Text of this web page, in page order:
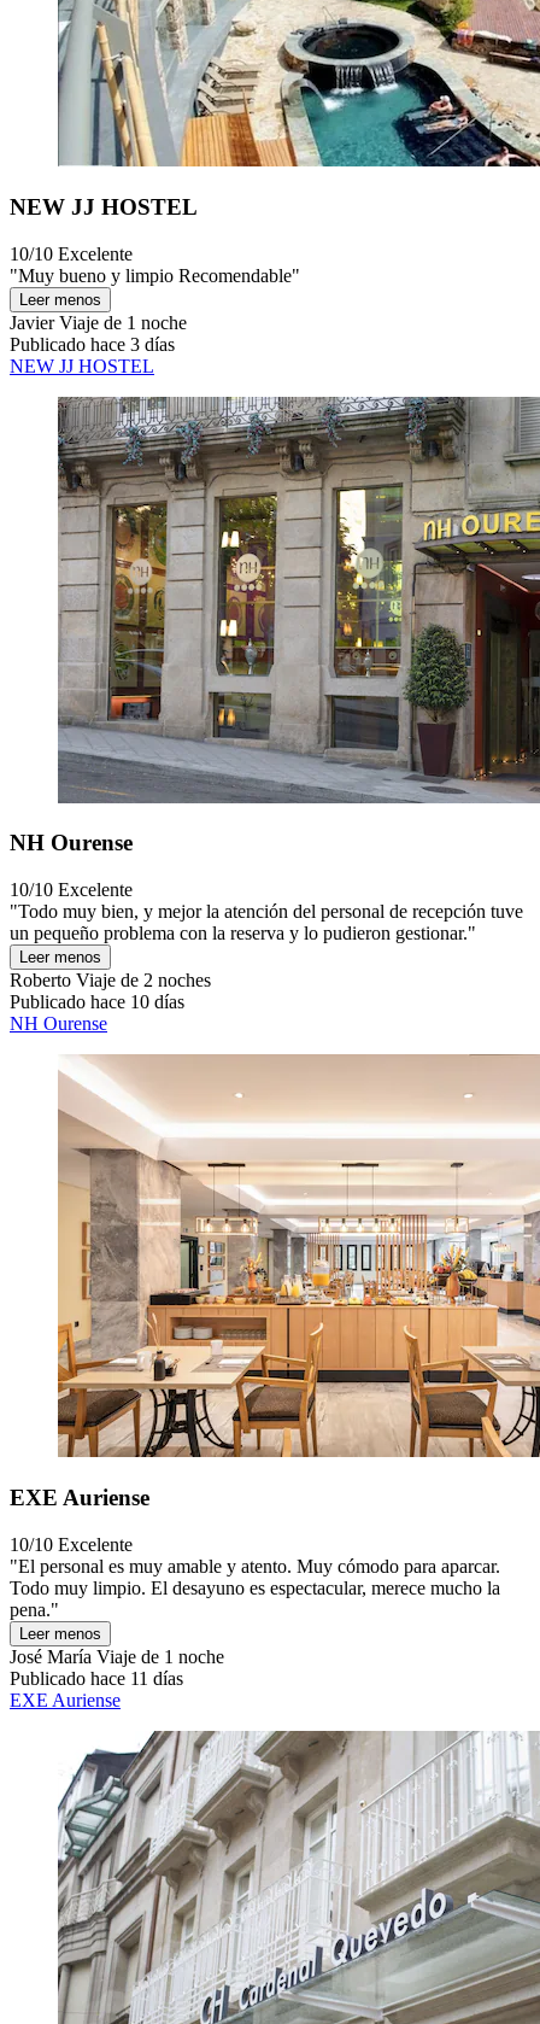
NEW JJ HOSTEL
10/10 Excelente
"Muy bueno y limpio Recomendable"
Leer menos
JavierViaje de 1 noche
Publicado hace 3 días
NEW JJ HOSTEL
NH Ourense
10/10 Excelente
"Todo muy bien, y mejor la atención del personal de recepción tuve
un pequeño problema con la reserva y lo pudieron gestionar."
Leer menos
Roberto Viaje de 2 noches
Publicado hace 10 días
NH Ourense
EXE Auriense
10/10 Excelente
"El personal es muy amable y atento. Muy cómodo para aparcar.
Todo muy limpio. El desayuno es espectacular, merece mucho la
pena."
Leer menos
José María Viaje de 1 noche
Publicado hace 11 días
EXE Auriense